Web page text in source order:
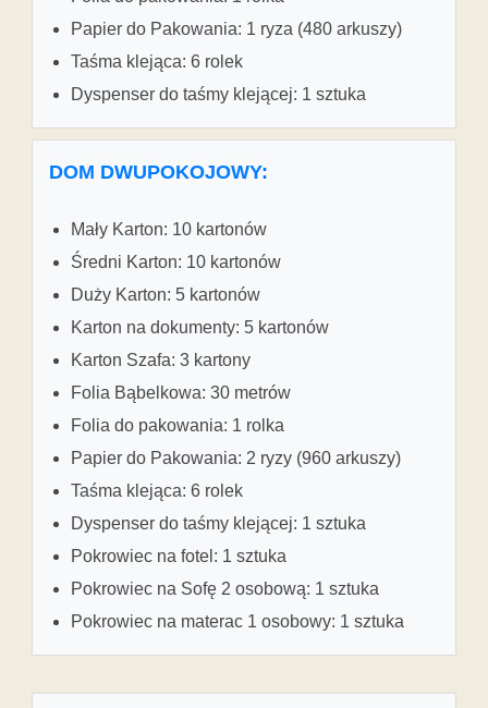
Papier do Pakowania: 1 ryza (480 arkuszy)
Taśma klejąca: 6 rolek
Dyspenser do taśmy klejącej: 1 sztuka
DOM DWUPOKOJOWY:
Mały Karton: 10 kartonów
Średni Karton: 10 kartonów
Duży Karton: 5 kartonów
Karton na dokumenty: 5 kartonów
Karton Szafa: 3 kartony
Folia Bąbelkowa: 30 metrów
Folia do pakowania: 1 rolka
Papier do Pakowania: 2 ryzy (960 arkuszy)
Taśma klejąca: 6 rolek
Dyspenser do taśmy klejącej: 1 sztuka
Pokrowiec na fotel: 1 sztuka
Pokrowiec na Sofę 2 osobową: 1 sztuka
Pokrowiec na materac 1 osobowy: 1 sztuka